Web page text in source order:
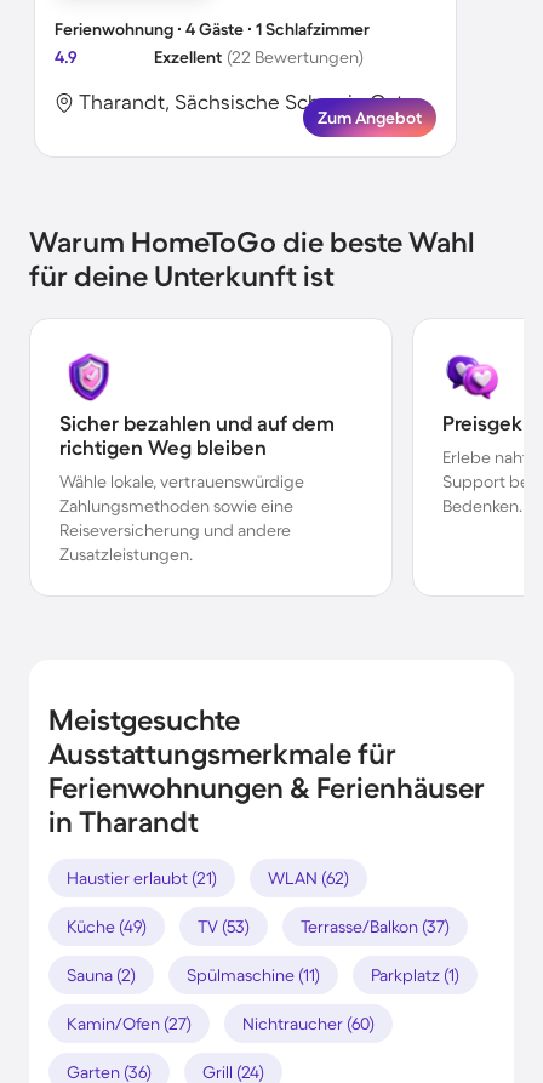
Ferienwohnung ∙ 4 Gäste ∙ 1 Schlafzimmer
4.9
Exzellent (22 Bewertungen)
Tharandt, Sächsische Schweiz-Osterzgebirge, Deutschland
Zum Angebot
Warum HomeToGo die beste Wahl
für deine Unterkunft ist
Sicher bezahlen und auf dem
richtigen Weg bleiben
Wähle lokale, vertrauenswürdige
Zahlungsmethoden sowie eine
Reiseversicherung und andere
Zusatzleistungen.
Erlebe
Support bei
Bedenken.
Meistgesuchte
Ausstattungsmerkmale für
Ferienwohnungen & Ferienhäuser
in Tharandt
Haustier erlaubt (21) WLAN (62)
Küche (49) TV (53) Terrasse/Balkon (37)
Sauna (2) Spülmaschine (11) Parkplatz (1)
Kamin/Ofen (27) Nichtraucher (60)
Garten (36) Grill (24)